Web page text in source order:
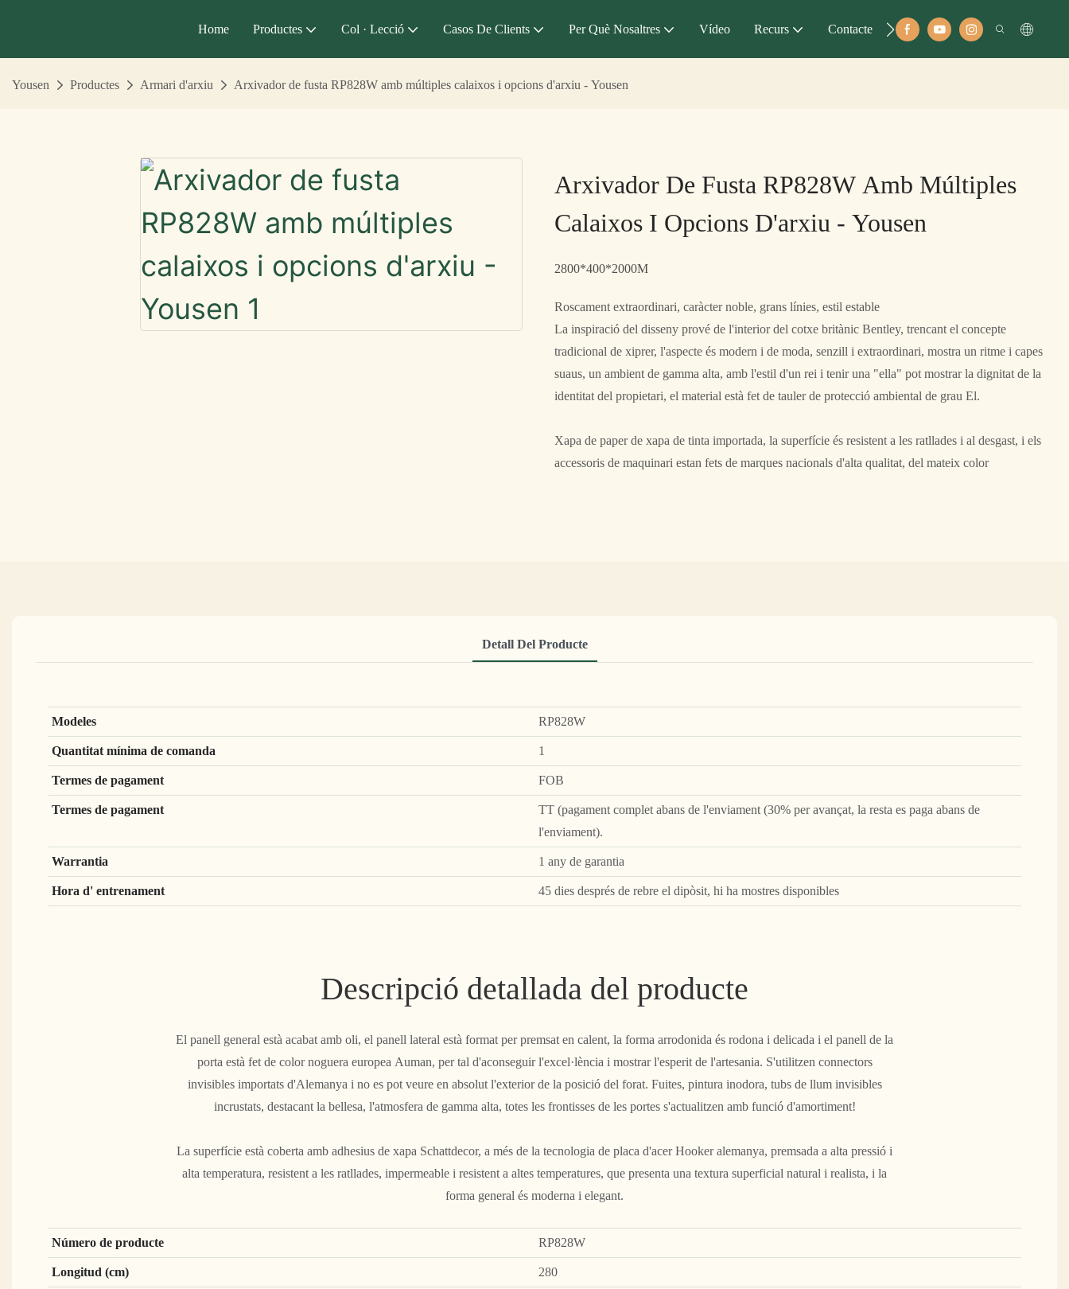
Home Productes Col · Lecció Casos De Clients Per Què Nosaltres Vídeo Recurs Contacte
Yousen Productes Armari d'arxiu Arxivador de fusta RP828W amb múltiples calaixos i opcions d'arxiu - Yousen
Arxivador De Fusta RP828W Amb Múltiples
Calaixos I Opcions D'arxiu - Yousen
2800*400*2000M
Roscament extraordinari, caràcter noble, grans línies, estil estable
La inspiració del disseny prové de l'interior del cotxe britànic Bentley, trencant el concepte
tradicional de xiprer, l'aspecte és modern i de moda, senzill i extraordinari, mostra un ritme i capes
suaus, un ambient de gamma alta, amb l'estil d'un rei i tenir una "ella" pot mostrar la dignitat de la
identitat del propietari, el material està fet de tauler de protecció ambiental de grau El.
Xapa de paper de xapa de tinta importada, la superfície és resistent a les ratllades i al desgast, i els
accessoris de maquinari estan fets de marques nacionals d'alta qualitat, del mateix color
Detall Del Producte
Modeles
RP828W
Quantitat mínima de comanda
1
Termes de pagament
FOB
Termes de pagament
TT (pagament complet abans de l'enviament (30% per avançat, la resta es paga abans de
l'enviament).
Warrantia
1 any de garantia
Hora d' entrenament
45 dies després de rebre el dipòsit, hi ha mostres disponibles
Descripció detallada del producte
El panell general està acabat amb oli, el panell lateral està format per premsat en calent, la forma arrodonida és rodona i delicada i el panell de la
porta està fet de color noguera europea Auman, per tal d'aconseguir l'excel·lència i mostrar l'esperit de l'artesania. S'utilitzen connectors
invisibles importats d'Alemanya i no es pot veure en absolut l'exterior de la posició del forat. Fuites, pintura inodora, tubs de llum invisibles
incrustats, destacant la bellesa, l'atmosfera de gamma alta, totes les frontisses de les portes s'actualitzen amb funció d'amortiment!
La superfície està coberta amb adhesius de xapa Schattdecor, a més de la tecnologia de placa d'acer Hooker alemanya, premsada a alta pressió i
alta temperatura, resistent a les ratllades, impermeable i resistent a altes temperatures, que presenta una textura superficial natural i realista, i la
forma general és moderna i elegant.
Número de producte
RP828W
Longitud (cm)
280